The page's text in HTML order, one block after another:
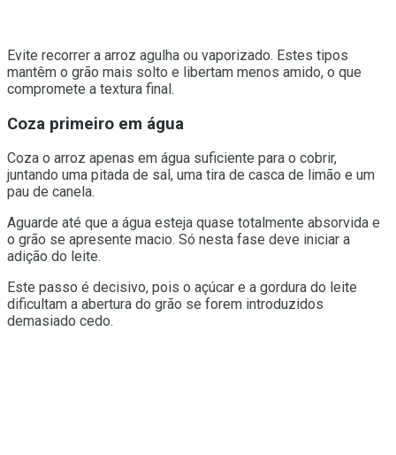
Evite recorrer a arroz agulha ou vaporizado. Estes tipos
mantêm o grão mais solto e libertam menos amido, o que
compromete a textura final.
Coza primeiro em água
Coza o arroz apenas em água suficiente para o cobrir,
juntando uma pitada de sal, uma tira de casca de limão e um
pau de canela.
Aguarde até que a água esteja quase totalmente absorvida e
o grão se apresente macio. Só nesta fase deve iniciar a
adição do leite.
Este passo é decisivo, pois o açúcar e a gordura do leite
dificultam a abertura do grão se forem introduzidos
demasiado cedo.